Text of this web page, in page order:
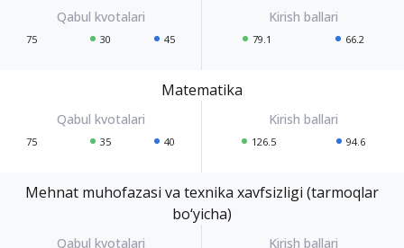
75 30 45 79.1 66.2
Matematika
75 35 40 126.5 94.6
Mehnat muhofazasi va texnika xavfsizligi (tarmoqlar
bo‘yicha)